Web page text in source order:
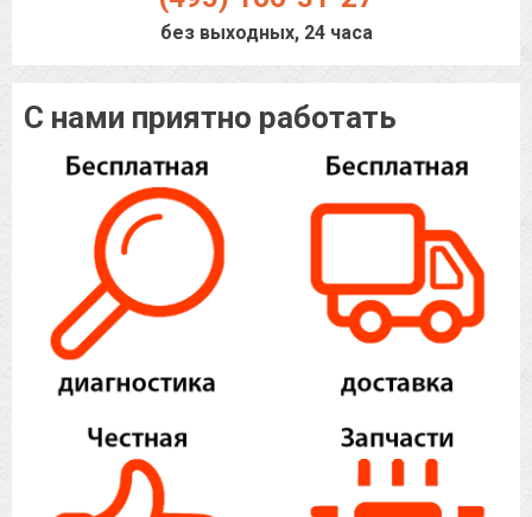
без выходных, 24 часа
С нами приятно работать